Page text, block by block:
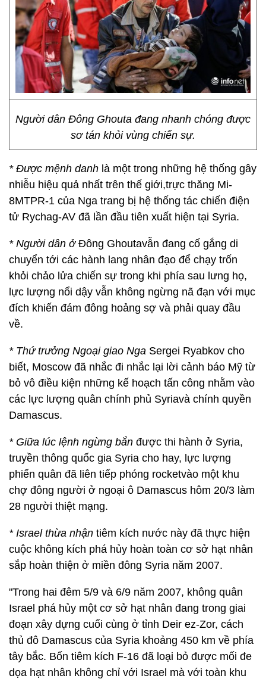
Người dân Đông Ghouta đang nhanh chóng được
sơ tán khỏi vùng chiến sự.
* Được mệnh danh là một trong những hệ thống gây
nhiễu hiệu quả nhất trên thế giới,trực thăng Mi-
8MTPR-1 của Nga trang bị hệ thống tác chiến điện
tử Rychag-AV đã lần đầu tiên xuất hiện tại Syria.
* Người dân ở Đông Ghoutavẫn đang cố gắng di
chuyển tới các hành lang nhân đạo để chạy trốn
khỏi chảo lửa chiến sự trong khi phía sau lưng họ,
lực lượng nổi dậy vẫn không ngừng nã đạn với mục
đích khiến đám đông hoảng sợ và phải quay đầu
về.
* Thứ trưởng Ngoại giao Nga Sergei Ryabkov cho
biết, Moscow đã nhắc đi nhắc lại lời cảnh báo Mỹ từ
bỏ vô điều kiện những kế hoạch tấn công nhằm vào
các lực lượng quân chính phủ Syriavà chính quyền
Damascus.
* Giữa lúc lệnh ngừng bắn được thi hành ở Syria,
truyền thông quốc gia Syria cho hay, lực lượng
phiến quân đã liên tiếp phóng rocketvào một khu
chợ đông người ở ngoại ô Damascus hôm 20/3 làm
28 người thiệt mạng.
* Israel thừa nhận tiêm kích nước này đã thực hiện
cuộc không kích phá hủy hoàn toàn cơ sở hạt nhân
sắp hoàn thiện ở miền đông Syria năm 2007.
"Trong hai đêm 5/9 và 6/9 năm 2007, không quân
Israel phá hủy một cơ sở hạt nhân đang trong giai
đoạn xây dựng cuối cùng ở tỉnh Deir ez-Zor, cách
thủ đô Damascus của Syria khoảng 450 km về phía
tây bắc. Bốn tiêm kích F-16 đã loại bỏ được mối đe
dọa hạt nhân không chỉ với Israel mà với toàn khu